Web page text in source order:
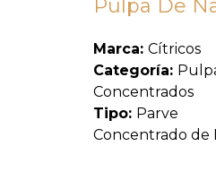
Pulpa De
Marca: Cítricos
Categoría:
Concentrados
Tipo: Parve
Concentrado de